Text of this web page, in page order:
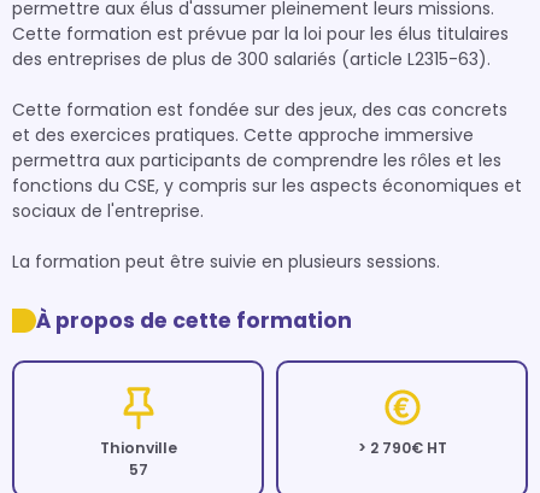
permettre aux élus d'assumer pleinement leurs missions.
Cette formation est prévue par la loi pour les élus titulaires
des entreprises de plus de 300 salariés (article L2315-63).
Cette formation est fondée sur des jeux, des cas concrets
et des exercices pratiques. Cette approche immersive
permettra aux participants de comprendre les rôles et les
fonctions du CSE, y compris sur les aspects économiques et
sociaux de l'entreprise.
À propos de cette formation
Thionville
57
> 2 790€ HT